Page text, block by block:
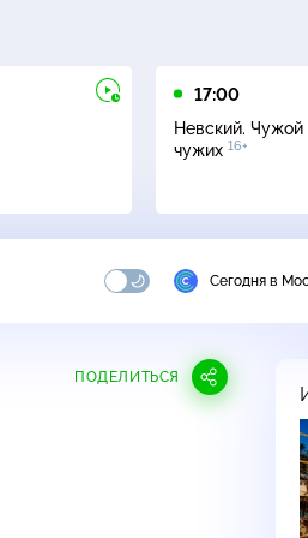
17:00
Невский. Чужой
чужих 16+
Сегодня в
ПОДЕЛИТЬСЯ